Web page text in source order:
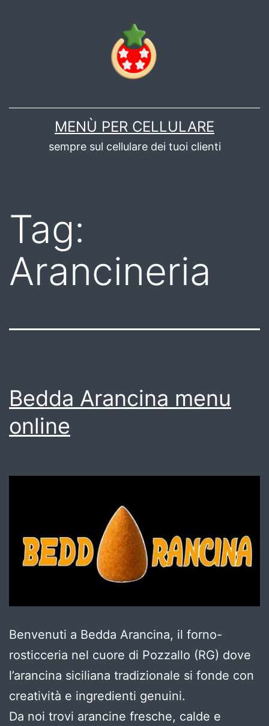
MENÙ PER CELLULARE
sempre sul cellulare dei tuoi clienti
Tag:
Arancineria
Bedda Arancina menu
online
Benvenuti a Bedda Arancina, il forno-
rosticceria nel cuore di Pozzallo (RG) dove
l’arancina siciliana tradizionale si fonde con
creatività e ingredienti genuini.
Da noi trovi arancine fresche, calde e